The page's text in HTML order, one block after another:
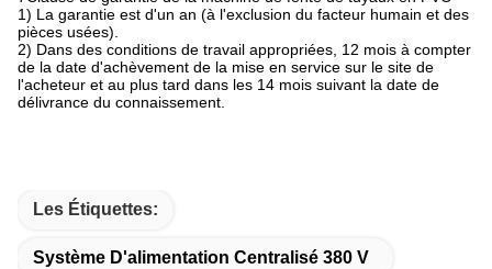
1) La garantie est d'un an (à l'exclusion du facteur humain et des
pièces usées).
2) Dans des conditions de travail appropriées, 12 mois à compter
de la date d'achèvement de la mise en service sur le site de
l'acheteur et au plus tard dans les 14 mois suivant la date de
délivrance du connaissement.
Les Étiquettes:
Système D'alimentation Centralisé 380 V